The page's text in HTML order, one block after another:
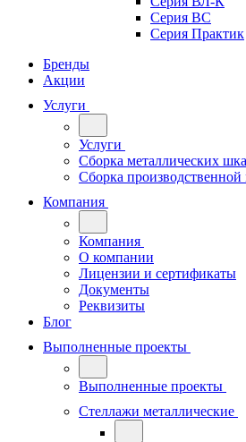
Серия ВС
Серия Практик
Бренды
Акции
Услуги
Услуги
Сборка металлических
Сборка производственной
Компания
Компания
О компании
Лицензии и сертификаты
Документы
Реквизиты
Блог
Выполненные проекты
Выполненные проекты
Стеллажи металлические